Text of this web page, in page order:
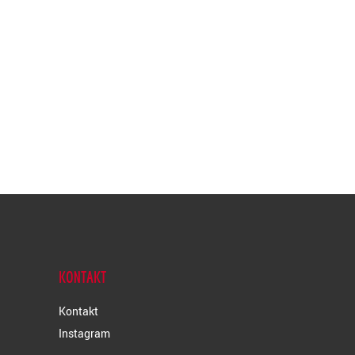
KONTAKT
Kontakt
Instagram